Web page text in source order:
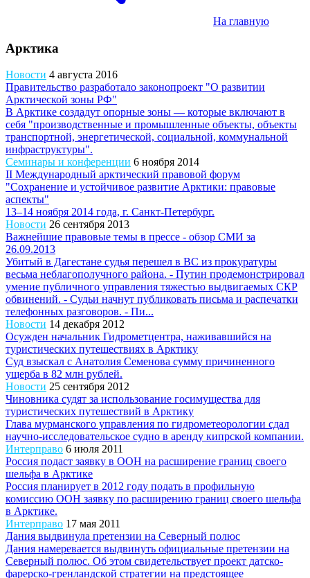
На главную
Арктика
Новости 4 августа 2016
Правительство разработало законопроект "О развитии
Арктической зоны РФ"
В Арктике создадут опорные зоны — которые включают в
себя "производственные и промышленные объекты, объекты
транспортной, энергетической, социальной, коммунальной
инфраструктуры".
Семинары и конференции 6 ноября 2014
II Международный арктический правовой форум
"Сохранение и устойчивое развитие Арктики: правовые
аспекты"
13–14 ноября 2014 года, г. Санкт-Петербург.
Новости 26 сентября 2013
Важнейшие правовые темы в прессе - обзор СМИ за
26.09.2013
Убитый в Дагестане судья перешел в ВС из прокуратуры
весьма неблагополучного района. - Путин продемонстрировал
умение публичного управления тяжестью выдвигаемых СКР
обвинений. - Судьи начнут публиковать письма и распечатки
телефонных разговоров. - Пи...
Новости 14 декабря 2012
Осужден начальник Гидрометцентра, наживавшийся на
туристических путешествиях в Арктику
Суд взыскал с Анатолия Семенова сумму причиненного
ущерба в 82 млн рублей.
Новости 25 сентября 2012
Чиновника судят за использование госимущества для
туристических путешествий в Арктику
Глава мурманского управления по гидрометеорологии сдал
научно-исследовательское судно в аренду кипрской компании.
Интерправо 6 июля 2011
Россия подаст заявку в ООН на расширение границ своего
шельфа в Арктике
Россия планирует в 2012 году подать в профильную
комиссию ООН заявку по расширению границ своего шельфа
в Арктике.
Интерправо 17 мая 2011
Дания выдвинула претензии на Северный полюс
Дания намеревается выдвинуть официальные претензии на
Северный полюс. Об этом свидетельствует проект датско-
фарерско-гренландской стратегии на предстоящее